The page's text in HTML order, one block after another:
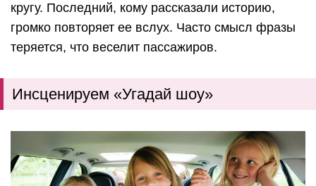
кругу. Последний, кому рассказали историю,
громко повторяет ее вслух. Часто смысл фразы
теряется, что веселит пассажиров.
Инсценируем «Угадай шоу»